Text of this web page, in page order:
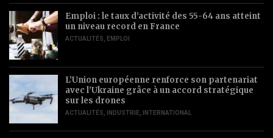
Emploi : le taux d’activité des 55-64 ans atteint
un niveau record en France
ACTUALITÉS EMPLOI
L’Union européenne renforce son partenariat
avec l’Ukraine grâce à un accord stratégique
sur les drones
ACTUALITÉS INDUSTRIE INTERNATIONAL